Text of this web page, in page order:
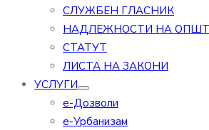
СЛУЖБЕН ГЛАСНИК
НАДЛЕЖНОСТИ НА
СТАТУТ
ЛИСТА НА ЗАКОНИ
УСЛУГИ
е-Дозволи
е-Урбанизам